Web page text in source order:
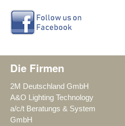
Die Firmen
2M Deutschland GmbH
A&O Lighting Technology
a/c/t Beratungs & System
GmbH